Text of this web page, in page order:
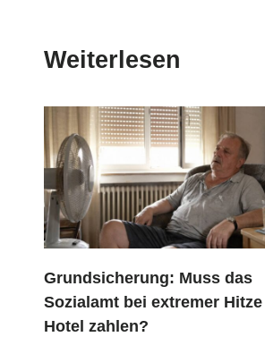
Weiterlesen
Grundsicherung: Muss das
Sozialamt bei extremer
Hotel zahlen?